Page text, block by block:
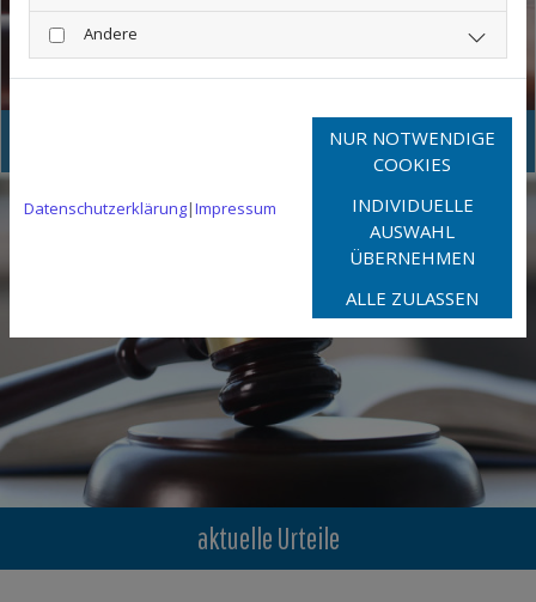
Verkehrsrecht
aktuelle Urteile
Andere
Datenschutzerklärung|Impressum
NUR NOTWENDIGE
COOKIES
INDIVIDUELLE
AUSWAHL
ÜBERNEHMEN
ALLE ZULASSEN